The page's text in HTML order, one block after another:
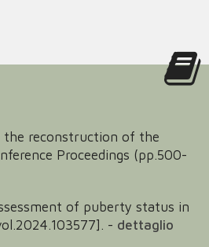
the reconstruction of the
Proceedings (pp.500-
of puberty status in
- dettaglio